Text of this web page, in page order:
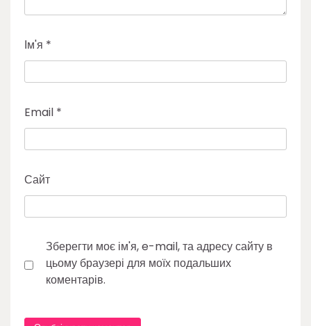
Ім'я *
Email *
Сайт
Зберегти моє ім'я, e-mail, та адресу сайту в
цьому браузері для моїх подальших
коментарів.